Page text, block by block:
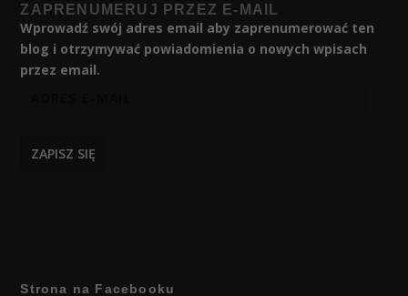
ZAPRENUMERUJ PRZEZ E-MAIL
Wprowadź swój adres email aby zaprenumerować ten
blog i otrzymywać powiadomienia o nowych wpisach
przez email.
ZAPISZ SIĘ
Strona na Facebooku